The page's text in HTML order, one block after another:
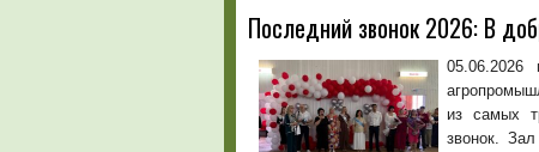
Последний звонок 2026: В
05.06.2026
из самых
звонок.